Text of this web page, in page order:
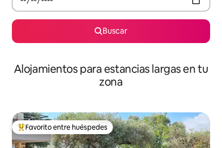
Buscar
Alojamientos para estancias largas en tu
zona
De los mejores en Favorito entre huéspedes
Favorito entre huéspedes